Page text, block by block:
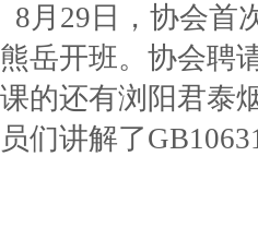
8月29日，协会首
熊岳开班。协会聘
课的还有浏阳君泰
员们讲解了